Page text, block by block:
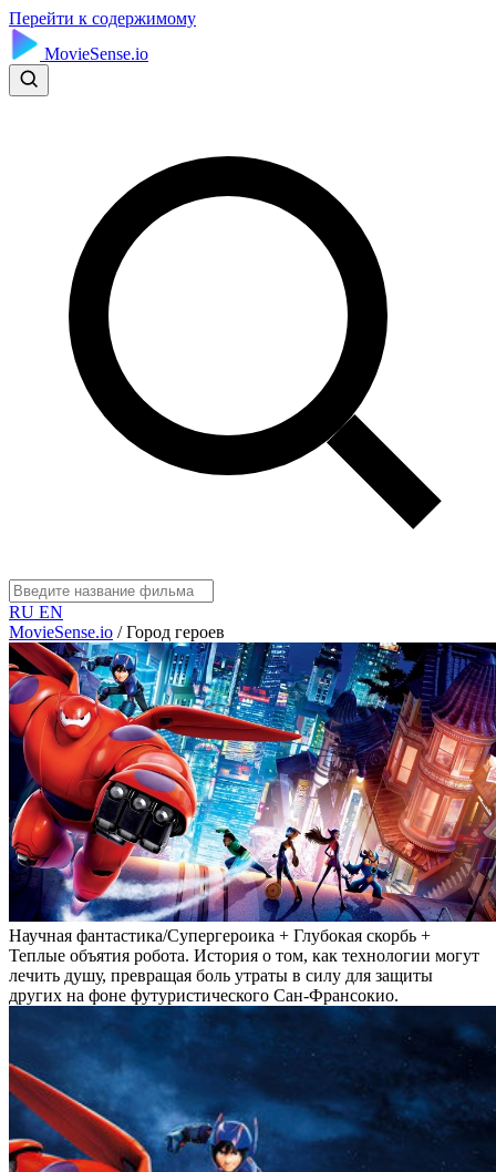
Перейти к содержимому
MovieSense.io
RU EN
MovieSense.io / Город героев
Научная фантастика/Супергероика + Глубокая скорбь +
Теплые объятия робота. История о том, как технологии могут
лечить душу, превращая боль утраты в силу для защиты
других на фоне футуристического Сан-Франсокио.